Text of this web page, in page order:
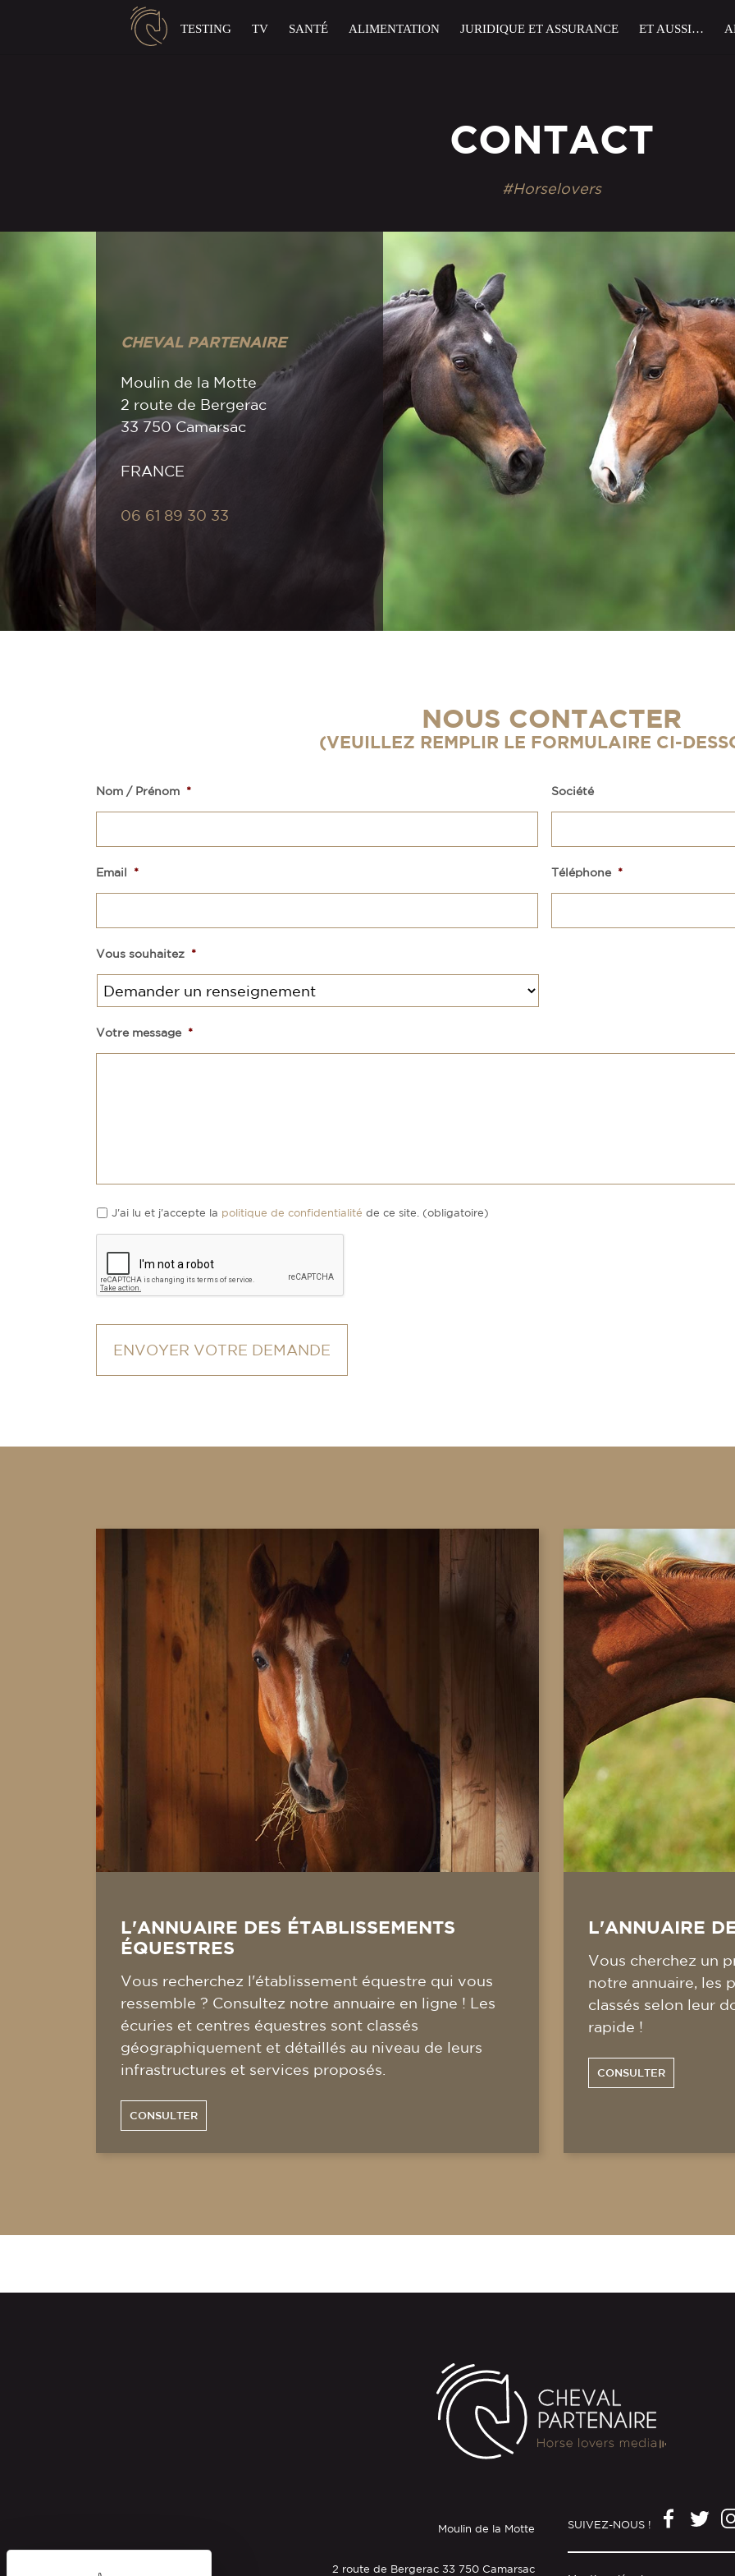
TESTING TV SANTÉ ALIMENTATION JURIDIQUE ET ASSURANCE ET AUSSI…
CONTACT
#Horselovers
CHEVAL PARTENAIRE
Moulin de la Motte
2 route de Bergerac
33 750 Camarsac
FRANCE
06 61 89 30 33
NOUS CONTACTER
(VEUILLEZ REMPLIR LE FORMULAIRE CI-
Nom / Prénom * Société
Email * Téléphone *
Vous souhaitez *
Votre message *
J'ai lu et j'accepte la politique de confidentialité de ce site. (obligatoire)
L'ANNUAIRE DES ÉTABLISSEMENTS
ÉQUESTRES
Vous recherchez l'établissement équestre qui vous
ressemble ? Consultez notre annuaire en ligne ! Les
écuries et centres équestres sont classés
géographiquement et détaillés au niveau de leurs
infrastructures et services proposés.
CONSULTER
L'ANNUAIRE
Vous cherchez un
notre annuaire, les
classés selon leur
rapide !
CONSULTER
Moulin de la Motte
2 route de Bergerac 33 750 Camarsac
SUIVEZ-NOUS !
Panneau de gestion des cookies